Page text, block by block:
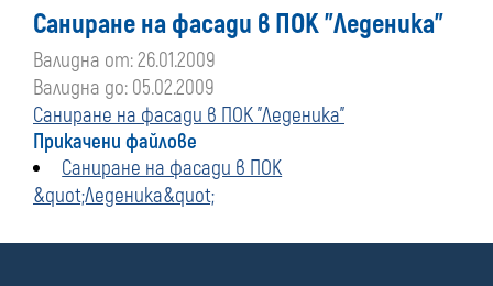
Саниране на фасади в ПОК "Леденика"
Валидна от: 26.01.2009
Валидна до: 05.02.2009
Саниране на фасади в ПОК "Леденика"
Прикачени файлове
Саниране на фасади в ПОК
&quot;Леденика&quot;